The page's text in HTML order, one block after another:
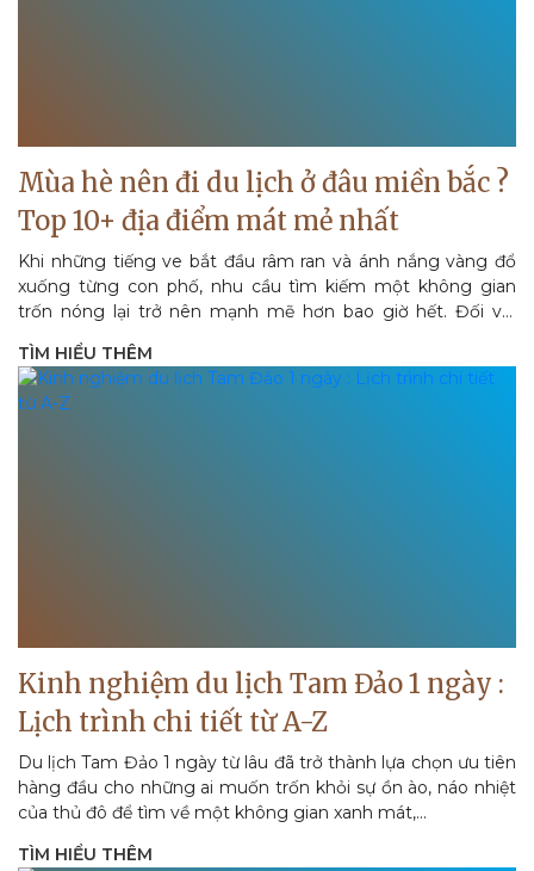
Mùa hè nên đi du lịch ở đâu miền bắc ?
Top 10+ địa điểm mát mẻ nhất
Khi những tiếng ve bắt đầu râm ran và ánh nắng vàng đổ
xuống từng con phố, nhu cầu tìm kiếm một không gian
trốn nóng lại trở nên mạnh mẽ hơn bao giờ hết. Đối với
TÌM HIỂU THÊM
Kinh nghiệm du lịch Tam Đảo 1 ngày :
Lịch trình chi tiết từ A-Z
Du lịch Tam Đảo 1 ngày từ lâu đã trở thành lựa chọn ưu tiên
hàng đầu cho những ai muốn trốn khỏi sự ồn ào, náo nhiệt
của thủ đô để tìm về một không gian xanh mát,...
TÌM HIỂU THÊM